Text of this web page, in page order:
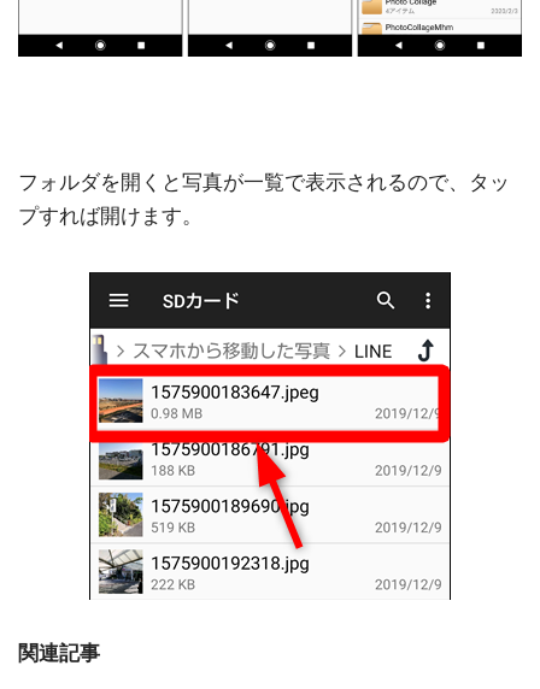
フォルダを開くと写真が一覧で表示されるので、タッ
プすれば開けます。
関連記事